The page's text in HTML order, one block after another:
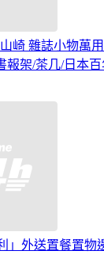
崎 雜誌小物萬
報架/茶几/日本
」外送置餐置物